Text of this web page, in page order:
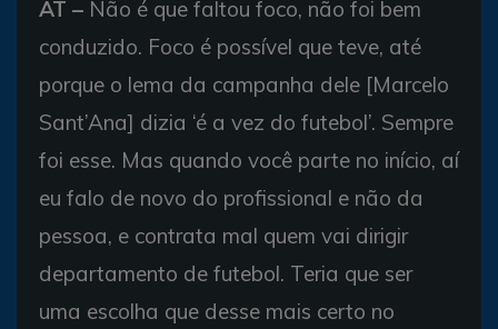
AT – Não é que faltou foco, não foi bem
conduzido. Foco é possível que teve, até
porque o lema da campanha dele [Marcelo
Sant’Ana] dizia ‘é a vez do futebol’. Sempre
foi esse. Mas quando você parte no início, aí
eu falo de novo do profissional e não da
pessoa, e contrata mal quem vai dirigir
departamento de futebol. Teria que ser
uma escolha que desse mais certo no